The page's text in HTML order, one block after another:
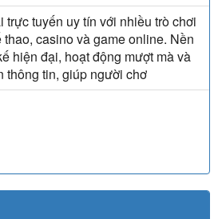
trực tuyến uy tín với nhiều trò chơi
casino và game online. Nền
hiện đại, hoạt động mượt mà và
thông tin, giúp người chơ